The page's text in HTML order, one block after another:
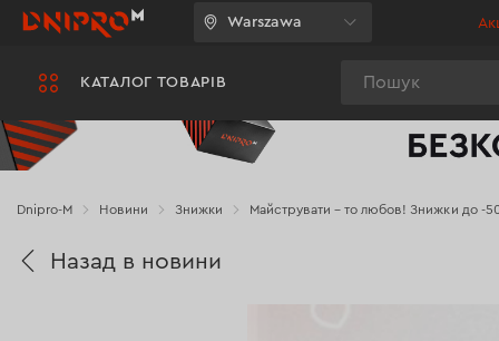
КАТАЛОГ ТОВАРІВ
Warszawa
Dnipro-M Новини Знижки Майструвати – то любов! Знижки до -
Назад в новини